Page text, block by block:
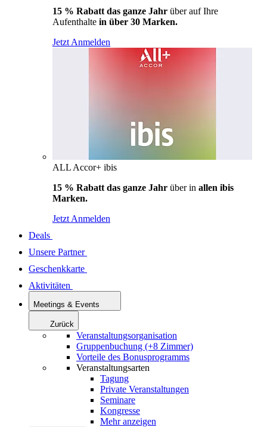
15 % Rabatt das ganze Jahr über auf Ihre
Aufenthalte in über 30 Marken.
Jetzt Anmelden
ALL Accor+ ibis
15 % Rabatt das ganze Jahr über in allen ibis
Marken.
Jetzt Anmelden
Deals
Unsere Partner
Geschenkkarte
Aktivitäten
Meetings & Events
Zurück
Veranstaltungsorganisation
Gruppenbuchung (+8 Zimmer)
Vorteile des Bonusprogramms
Veranstaltungsarten
Tagung
Private Veranstaltungen
Seminare
Kongresse
Mehr anzeigen